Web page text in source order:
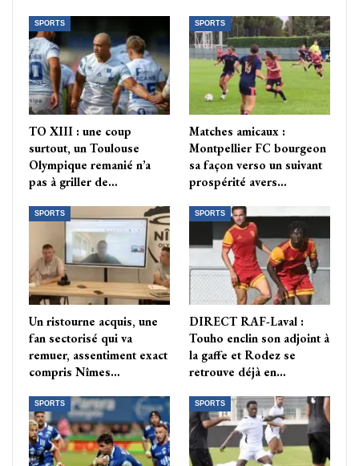
SPORTS
TO XIII : une coup
surtout, un Toulouse
Olympique remanié n’a
pas à griller de…
SPORTS
Matches amicaux :
Montpellier FC bourgeon
sa façon verso un suivant
prospérité avers…
SPORTS
Un ristourne acquis, une
fan sectorisé qui va
remuer, assentiment exact
compris Nîmes…
SPORTS
DIRECT RAF-Laval :
Touho enclin son adjoint à
la gaffe et Rodez se
retrouve déjà en…
SPORTS SPORTS